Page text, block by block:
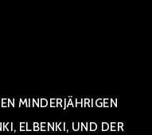
MINDERJÄHRIGEN
ELBENKI, UND DER